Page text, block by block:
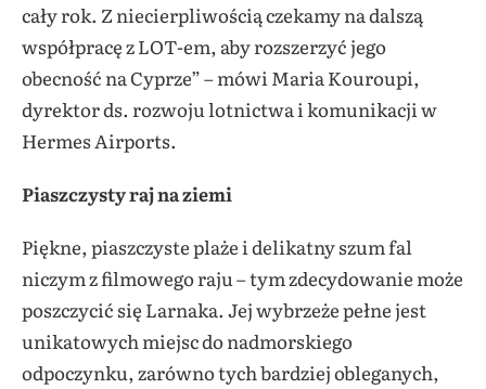
cały rok. Z niecierpliwością czekamy na dalszą
współpracę z LOT-em, aby rozszerzyć jego
obecność na Cyprze” – mówi Maria Kouroupi,
dyrektor ds. rozwoju lotnictwa i komunikacji w
Hermes Airports.
Piaszczysty raj na ziemi
Piękne, piaszczyste plaże i delikatny szum fal
niczym z filmowego raju – tym zdecydowanie może
poszczycić się Larnaka. Jej wybrzeże pełne jest
unikatowych miejsc do nadmorskiego
odpoczynku, zarówno tych bardziej obleganych,